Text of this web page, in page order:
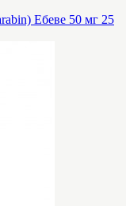
Ебеве 50 мг 25